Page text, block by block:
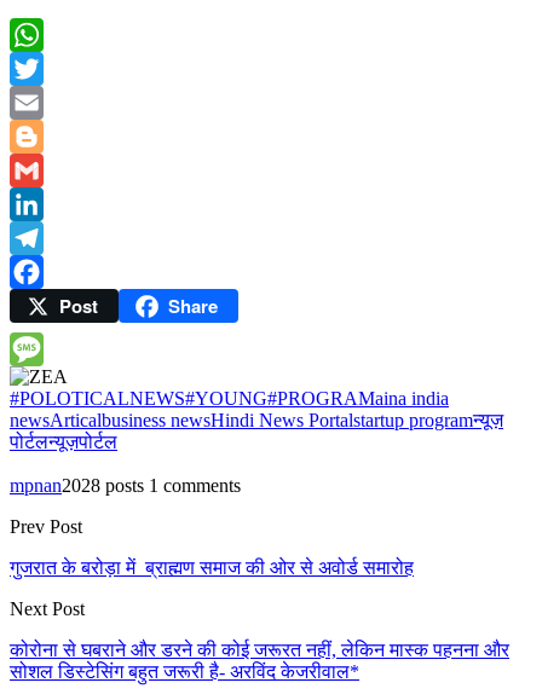
WhatsApp
Twitter
Email
Blogger
Gmail
LinkedIn
Telegram
Facebook
Post Share
Message
#POLOTICALNEWS#YOUNG#PROGRAMaina india
newsArticalbusiness newsHindi News Portalstartup programन्यूज़
पोर्टलन्यूज़पोर्टल
mpnan2028 posts 1 comments
Prev Post
गुजरात के बरोड़ा में ब्राह्मण समाज की ओर से अवोर्ड समारोह
Next Post
कोरोना से घबराने और डरने की कोई जरूरत नहीं, लेकिन मास्क पहनना और
सोशल डिस्टेसिंग बहुत जरूरी है- अरविंद केजरीवाल*